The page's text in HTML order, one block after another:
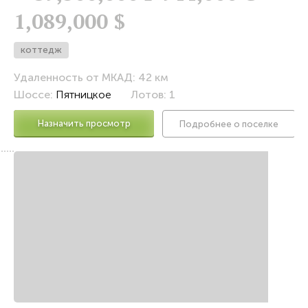
1,089,000 $
коттедж
Удаленность от МКАД: 42 км
Шоссе: Пятницкое Лотов: 1
Назначить просмотр Подробнее о поселке